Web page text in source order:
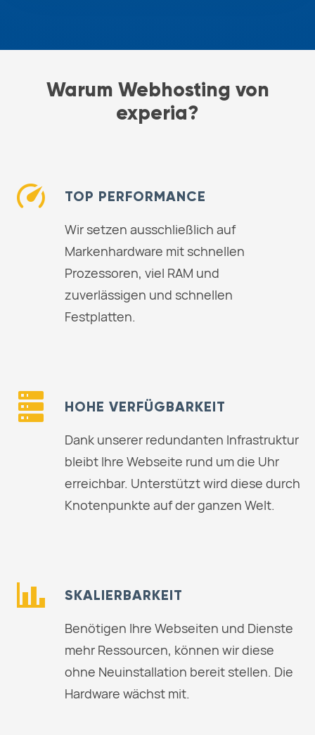
Warum Webhosting von
experia?
TOP PERFORMANCE
Wir setzen ausschließlich auf
Markenhardware mit schnellen
Prozessoren, viel RAM und
zuverlässigen und schnellen
Festplatten.
HOHE VERFÜGBARKEIT
Dank unserer redundanten Infrastruktur
bleibt Ihre Webseite rund um die Uhr
erreichbar. Unterstützt wird diese durch
Knotenpunkte auf der ganzen Welt.
SKALIERBARKEIT
Benötigen Ihre Webseiten und Dienste
mehr Ressourcen, können wir diese
ohne Neuinstallation bereit stellen. Die
Hardware wächst mit.